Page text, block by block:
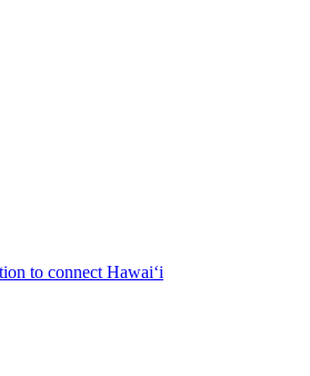
to connect Hawai‘i